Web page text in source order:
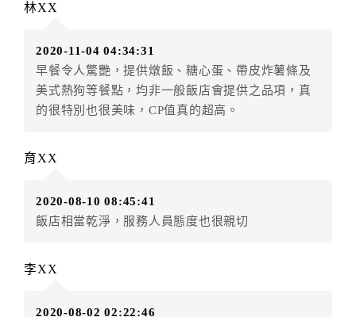
房者應補足差額。（限原訂飯店）
房者不得要求退其差額。（限原訂飯店）
五、保留住宿權益(保留住房)
．訂房者因故辦理訂單異動，本飯店可接受
．訂房者使用「保留住宿金額」時，請注意！為避免飯
件放棄訂單（住宿權益）。 （限原訂飯店使用）
．每筆訂單異動限定乙次，限原訂飯店，異動完成後不
．訂單異動後，訂單費用總計大於原訂單費用總計時，
林XX
2020-11-04 04:34:31
早餐令人驚艷，提供燉飯、糖心蛋、帶皮炸薯條及
美式熱狗等餐點，均非一般飯店會提供之品項，真
的很特別也很美味，CP值真的超高。
育XX
2020-08-10 08:45:41
飯店相當乾淨，服務人員態度也很親切
李XX
2020-08-02 02:22:46